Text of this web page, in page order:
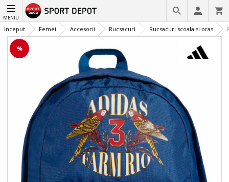
MENIU
Inceput Femei Accesorii Rucsacuri Rucsacuri scoala si oras
%